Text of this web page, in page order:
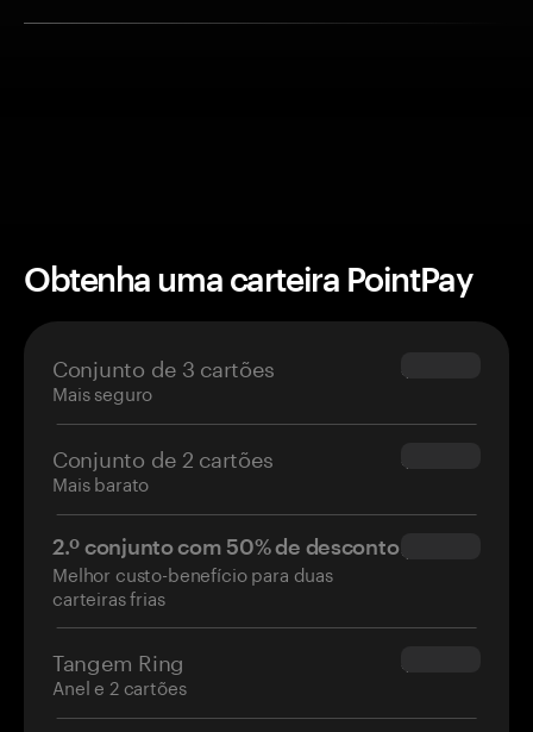
Obtenha uma carteira PointPay
Conjunto de 3 cartões
Mais seguro
$69.90
Conjunto de 2 cartões
Mais barato
$54.90
2.º conjunto com 50% de desconto
Melhor custo-benefício para duas
carteiras frias
$34.95
Tangem Ring
Anel e 2 cartões
$160.00